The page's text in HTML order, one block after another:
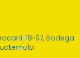
19-97, Bodega